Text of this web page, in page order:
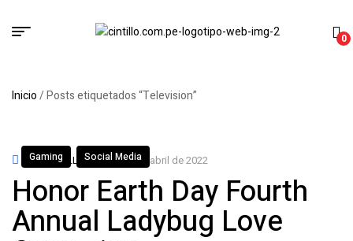
0
Inicio/ Posts etiquetados “Television”
Gaming Social Media
PorCINTILLO 13 de abril de 2022
Honor Earth Day Fourth
Annual Ladybug Love